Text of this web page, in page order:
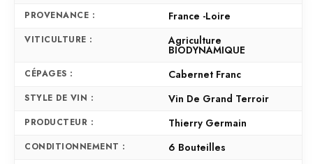
PROVENANCE : France -Loire
VITICULTURE : Agriculture
BIODYNAMIQUE
CÉPAGES : Cabernet Franc
STYLE DE VIN : Vin De Grand Terroir
PRODUCTEUR : Thierry Germain
CONDITIONNEMENT : 6 Bouteilles